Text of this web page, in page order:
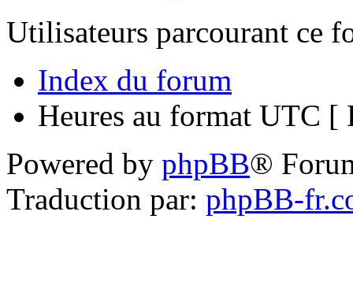
Utilisateurs parcourant ce
Index du forum
Heures au format UTC [
Powered by phpBB®
Traduction par: phpBB-